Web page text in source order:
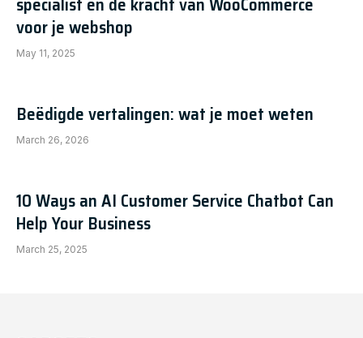
voor je webshop
May 11, 2025
Beëdigde vertalingen: wat je moet weten
March 26, 2026
10 Ways an AI Customer Service Chatbot Can
Help Your Business
March 25, 2025